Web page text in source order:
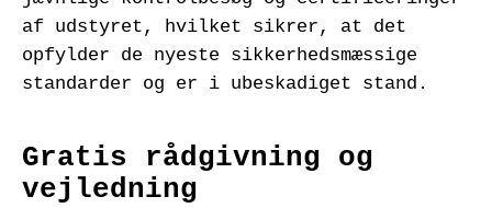
af udstyret, hvilket sikrer, at det
opfylder de nyeste sikkerhedsmæssige
standarder og er i ubeskadiget stand.
Gratis rådgivning og
vejledning